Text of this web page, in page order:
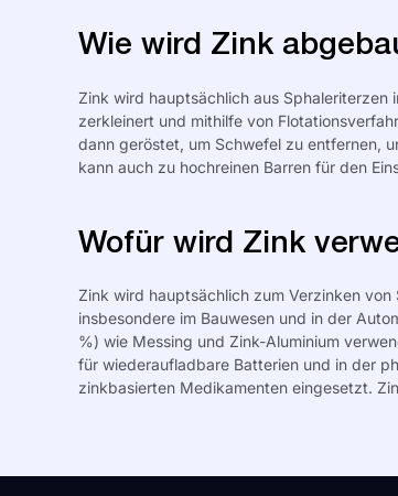
Wie wird Zink
Zink wird hauptsächlich aus Sphaleriterzen
zerkleinert und mithilfe von
dann geröstet, um Schwefel zu entfernen,
kann auch zu hochreinen Barren für den
Wofür wird Zink
Zink wird hauptsächlich zum Verzinken
insbesondere im Bauwesen und in der
%) wie Messing und Zink-Aluminium
für wiederaufladbare Batterien und in der
zinkbasierten Medikamenten eingesetzt.